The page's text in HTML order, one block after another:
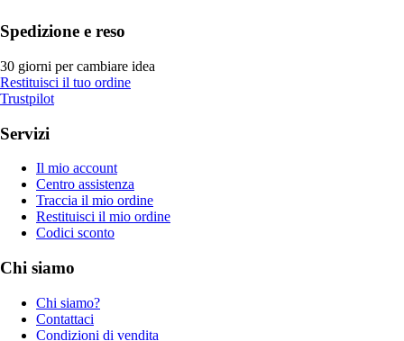
Spedizione e reso
30 giorni per cambiare idea
Restituisci il tuo ordine
Trustpilot
Servizi
Il mio account
Centro assistenza
Traccia il mio ordine
Restituisci il mio ordine
Codici sconto
Chi siamo
Chi siamo?
Contattaci
Condizioni di vendita